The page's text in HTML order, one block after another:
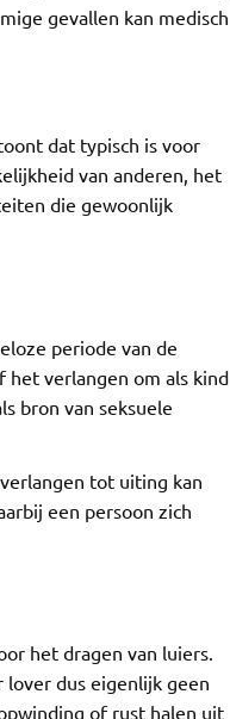
gevallen kan medisch
dat typisch is voor
van anderen, het
die gewoonlijk
periode van de
het verlangen om als kind
bron van seksuele
tot uiting kan
een persoon zich
het dragen van luiers.
dus eigenlijk geen
of rust halen uit